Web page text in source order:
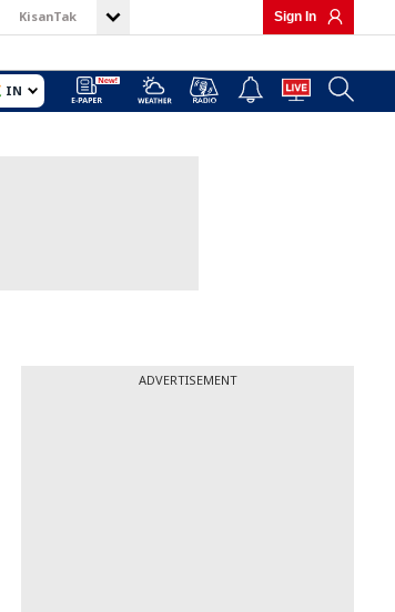
KisanTak Sign In
IN
ADVERTISEMENT